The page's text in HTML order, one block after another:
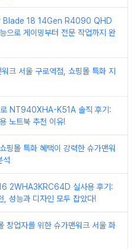
Blade 18 14Gen R4090 QHD
으로 게이밍부터 전문 작업까지 완
크 서울 구로역점, 쇼핑몰 특화 지
로 NT940XHA-K51A 솔직 후기:
노트북 추천 이유!
핑몰 특화 혜택이 강력한 슈가맨워
석
2WHA3KRC64D 실사용 후기:
, 성능과 디자인 모두 잡았다!
창업자를 위한 슈가맨워크 서울 화